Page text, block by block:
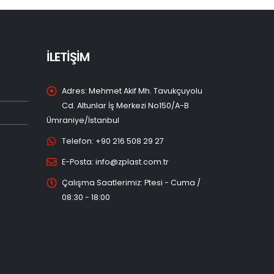
İLETİŞİM
Adres: Mehmet Akif Mh. Tavukçuyolu
Cd. Altunlar İş Merkezi No150/A-B
Ümraniye/İstanbul
Telefon: +90 216 508 29 27
E-Posta: info@zplast.com.tr
Çalışma Saatlerimiz: Ptesi - Cuma /
08:30 - 18:00